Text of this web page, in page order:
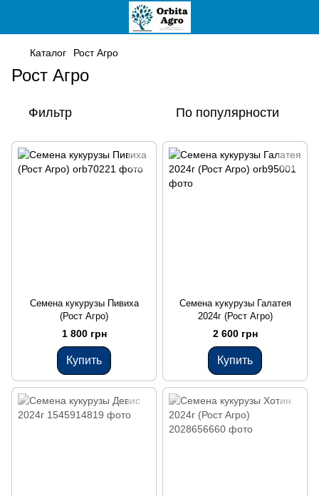
Каталог Рост Агро
Рост Агро
Фильтр По популярности
Семена кукурузы Пивиха
(Рост Агро)
1 800 грн
Купить
Семена кукурузы Галатея
2024г (Рост Агро)
2 600 грн
Купить